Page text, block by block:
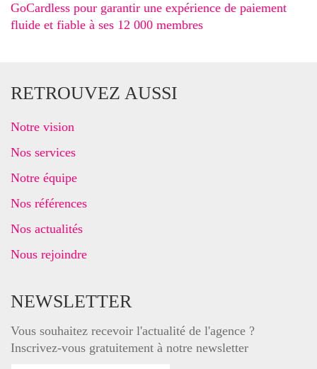
GoCardless pour garantir une expérience de paiement
fluide et fiable à ses 12 000 membres
RETROUVEZ AUSSI
Notre vision
Nos services
Notre équipe
Nos références
Nos actualités
Nous rejoindre
NEWSLETTER
Vous souhaitez recevoir l'actualité de l'agence ?
Inscrivez-vous gratuitement à notre newsletter